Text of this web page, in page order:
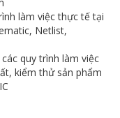
làm việc thực tế tại
Netlist,
quy trình làm việc
kiểm thử sản phẩm